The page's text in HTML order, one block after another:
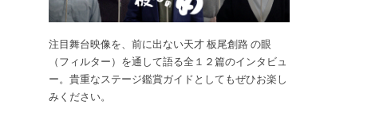
注目舞台映像を、前に出ない天才 板尾創路 の眼
（フィルター）を通して語る全１２篇のインタビュ
ー。貴重なステージ鑑賞ガイドとしてもぜひお楽し
みください。